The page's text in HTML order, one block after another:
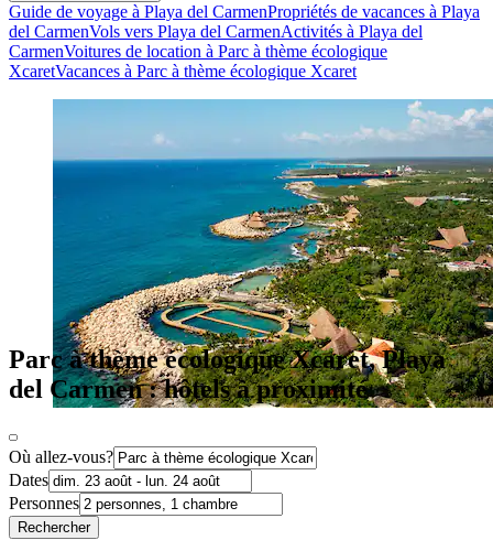
Guide de voyage à Playa del CarmenPropriétés de vacances à Playa
del CarmenVols vers Playa del CarmenActivités à Playa del
CarmenVoitures de location à Parc à thème écologique
XcaretVacances à Parc à thème écologique Xcaret
Parc à thème écologique Xcaret, Playa
del Carmen : hôtels à proximité
Où allez-vous?
Dates
Personnes
Rechercher